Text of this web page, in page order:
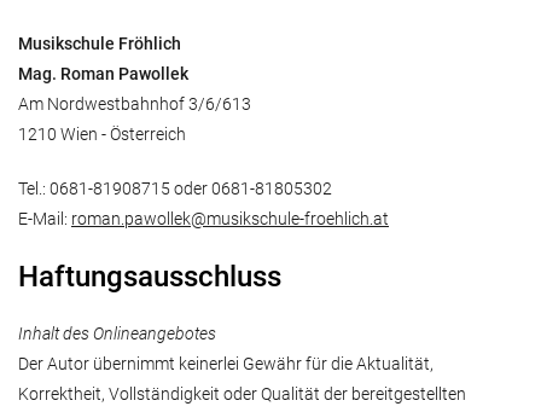
Musikschule Fröhlich
Mag. Roman Pawollek
Am Nordwestbahnhof 3/6/613
1210 Wien - Österreich
Tel.: 0681-81908715 oder 0681-81805302
E-Mail: roman.pawollek@musikschule-froehlich.at
Haftungsausschluss
Inhalt des Onlineangebotes
Der Autor übernimmt keinerlei Gewähr für die Aktualität,
Korrektheit, Vollständigkeit oder Qualität der bereitgestellten